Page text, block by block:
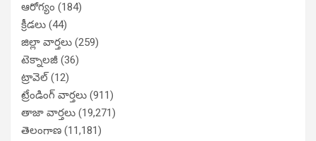
ఆరోగ్యం (184)
క్రీడలు (44)
జిల్లా వార్తలు (259)
టెక్నాలజీ (36)
ట్రావెల్(12)
ట్రేండింగ్ వార్తలు (911)
తాజా వార్తలు (19,271)
తెలంగాణ (11,181)